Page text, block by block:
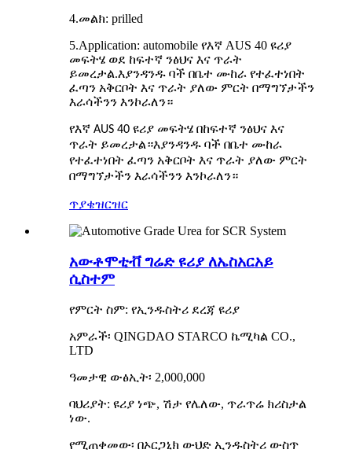
4.መልክ: prilled
5.Application: automobile የእኛ AUS 40 ዩሪያ
መፍትሄ ወደ ከፍተኛ ንፅህና እና ጥራት
ይመረታል.እያንዳንዱ ባች በቤተ ሙከራ የተፈተነበት
ፈጣን አቅርቦት እና ጥራት ያለው ምርት በማግኘታችን
እራሳችንን እንኮራለን።
የእኛ AUS 40 ዩሪያ መፍትሄ በከፍተኛ ንፅህና እና
ጥራት ይመረታል።እያንዳንዱ ባች በቤተ ሙከራ
የተፈተነበት ፈጣን አቅርቦት እና ጥራት ያለው ምርት
በማግኘታችን እራሳችንን እንኮራለን።
ጥያቄዝርዝር
አውቶሞቲቭ ግሬድ ዩሪያ ለኤስአርአይ
ሲስተም
የምርት ስም: የኢንዱስትሪ ደረጃ ዩሪያ
አምራች፡ QINGDAO STARCO ኬሚካል CO.,
LTD
ዓመታዊ ውፅኢት፡ 2,000,000
ባህሪያት: ዩሪያ ነጭ, ሽታ የሌለው, ጥራጥሬ ክሪስታል
ነው.
የሚጠቀመው፡ በኦርጋኒክ ውህድ ኢንዱስትሪ ውስጥ